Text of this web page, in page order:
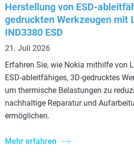
Herstellung von ESD-
gedruckten Werkzeugen mit
IND3380 ESD
21. Juli 2026
Erfahren Sie, wie Nokia mithilfe von
ESD-ableitfähiges, 3D-gedrucktes
um thermische Belastungen zu
nachhaltige Reparatur und
ermöglichen.
Mehr erfahren